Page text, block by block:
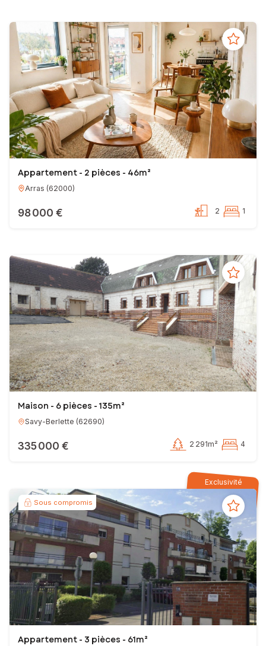
Appartement - 2 pièces - 46m²
Arras (62000)
98 000 € 2 1
Maison - 6 pièces - 135m²
Savy-Berlette (62690)
335 000 € 2 291m² 4
Exclusivité
Sous compromis
Appartement - 3 pièces - 61m²